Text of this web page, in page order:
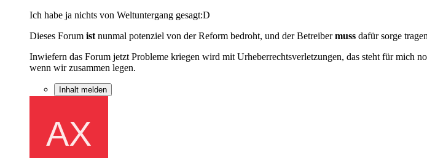
Ich habe ja nichts von Weltuntergang gesagt:D
Dieses Forum ist nunmal potenziel von der Reform bedroht, und der Betreibermuss dafür sorge
Inwiefern das Forum jetzt Probleme kriegen wird mit Urheberrechtsverletzungen, das steht für
wenn wir zusammen legen.
Inhalt melden